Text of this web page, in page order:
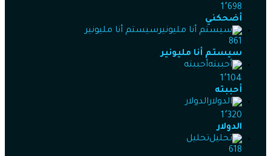
1٬698
أضحكني
سيستم أنا مليونير
861
سيستم أنا مليونير
أحببته
1٬104
أحببته
الدولار
1٬320
الدولار
تحليل
618